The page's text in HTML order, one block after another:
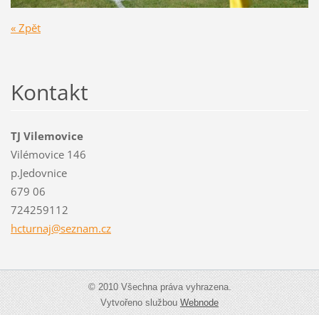
« Zpět
Kontakt
TJ Vilemovice
Vilémovice 146
p.Jedovnice
679 06
724259112
hcturnaj@seznam.cz
© 2010 Všechna práva vyhrazena.
Vytvořeno službouWebnode